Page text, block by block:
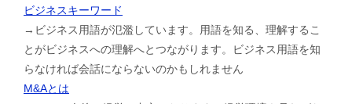
ビジネスキーワード
→ビジネス用語が氾濫しています。用語を知る、理解するこ
とがビジネスへの理解へとつながります。ビジネス用語を知
らなければ会話にならないのかもしれません
M&Aとは